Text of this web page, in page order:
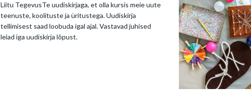
Hind:5.00€/päev
Liitu TegevusTe uudiskirjaga, et olla kursis meie uute
teenuste, koolituste ja üritustega. Uudiskirja
tellimisest saad loobuda igal ajal. Vastavad juhised
leiad iga uudiskirja lõpust.